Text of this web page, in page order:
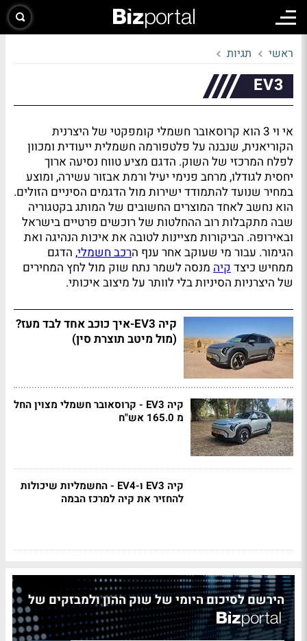
ראשי תגיות
EV3
אי וי 3 הוא קרוסאובר חשמלי קומפקטי של היצרנית
הקוריאנית, שנבנה על פלטפורמה חשמלית ייעודית ומכוון
לפלח המרכזי של השוק. הדגם מציע טווח נסיעה ארוך
יחסית לגודלו, מרחב פנימי יעיל ורמת אבזור עשירה, ומוצע
במחיר שנועד להתמודד ישירות מול הדגמים הסיניים הזולים.
הוא נחשב לאחד המוצרים החשובים של המותג בקטגוריה
שבה מתקבלות רוב ההחלטות של רוכשים פרטיים בישראל
ובאירופה. הביקורות מציינות לטובה את איכות הנהיגה ואת
הגימור. עבור מי שעוקב אחר ענף הרכב חשמלי, הדגם
ממחיש כיצדקיה מנסה לשמר נתח שוק מול לחץ המחירים
של היצרניות הסיניות בלי לוותר על מיצוב איכותי.
קיה EV3-איך כוכב אחד לבד מעז?
(מול מיטב תוצרת סין)
קיה EV3 - קרוסאובר חשמלי מצוין החל
מ 165.0 אש"ח
קיה EV3 ו-EV4 - החשמליות שיכולות
להחזיר את קיה למרכז הבמה
הירשם לסיכום היומי של שוק ההון ולמבזקים של